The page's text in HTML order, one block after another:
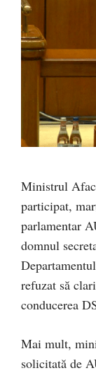
Ministrul
participat,
parlamentar
domnul
refuzat să
conducerea
Mai mult,
solicitată de